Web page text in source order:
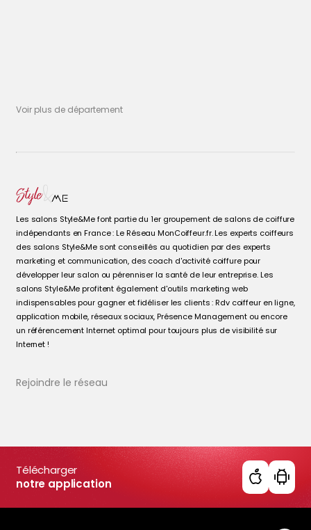
Voir plus de département
Les salons Style&Me font partie du 1er groupement de salons de coiffure
indépendants en France : Le Réseau MonCoiffeur.fr. Les experts coiffeurs
des salons Style&Me sont conseillés au quotidien par des experts
marketing et communication, des coach d'activité coiffure pour
développer leur salon ou pérenniser la santé de leur entreprise. Les
salons Style&Me profitent également d'outils marketing web
indispensables pour gagner et fidéliser les clients : Rdv coiffeur en ligne,
application mobile, réseaux sociaux, Présence Management ou encore
un référencement Internet optimal pour toujours plus de visibilité sur
Internet !
Rejoindre le réseau
Télécharger
notre application